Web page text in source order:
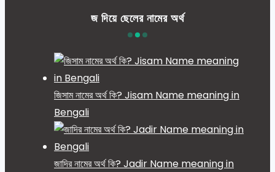
জ দিয়ে ছেলের নামের অর্থ
জিসাম নামের অর্থ কি? Jisam Name meaning in
Bengali
জাদির নামের অর্থ কি? Jadir Name meaning in